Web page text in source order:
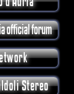
official forum
Stereo